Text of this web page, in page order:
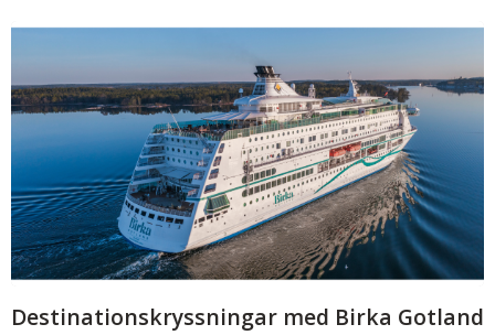
Destinationskryssningar med Birka Gotland